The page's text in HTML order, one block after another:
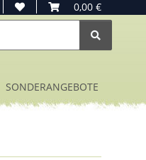
0,00 €
SONDERANGEBOTE